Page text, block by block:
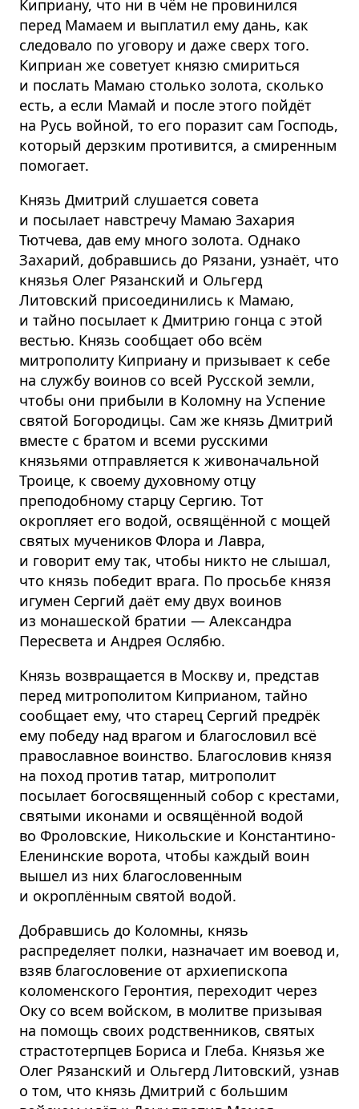
Киприану, что ни в чём не провинился
перед Мамаем и выплатил ему дань, как
следовало по уговору и даже сверх того.
Киприан же советует князю смириться
и послать Мамаю столько золота, сколько
есть, а если Мамай и после этого пойдёт
на Русь войной, то его поразит сам Господь,
который дерзким противится, а смиренным
помогает.
Князь Дмитрий слушается совета
и посылает навстречу Мамаю Захария
Тютчева, дав ему много золота. Однако
Захарий, добравшись до Рязани, узнаёт, что
князья Олег Рязанский и Ольгерд
Литовский присоединились к Мамаю,
и тайно посылает к Дмитрию гонца с этой
вестью. Князь сообщает обо всём
митрополиту Киприану и призывает к себе
на службу воинов со всей Русской земли,
чтобы они прибыли в Коломну на Успение
святой Богородицы. Сам же князь Дмитрий
вместе с братом и всеми русскими
князьями отправляется к живоначальной
Троице, к своему духовному отцу
преподобному старцу Сергию. Тот
окропляет его водой, освящённой с мощей
святых мучеников Флора и Лавра,
и говорит ему так, чтобы никто не слышал,
что князь победит врага. По просьбе князя
игумен Сергий даёт ему двух воинов
из монашеской братии — Александра
Пересвета и Андрея Ослябю.
Князь возвращается в Москву и, представ
перед митрополитом Киприаном, тайно
сообщает ему, что старец Сергий предрёк
ему победу над врагом и благословил всё
православное воинство. Благословив князя
на поход против татар, митрополит
посылает богосвященный собор с крестами,
святыми иконами и освящённой водой
во Фроловские, Никольские и Константино-
Еленинские ворота, чтобы каждый воин
вышел из них благословенным
и окроплённым святой водой.
Добравшись до Коломны, князь
распределяет полки, назначает им воевод и,
взяв благословение от архиепископа
коломенского Геронтия, переходит через
Оку со всем войском, в молитве призывая
на помощь своих родственников, святых
страстотерпцев Бориса и Глеба. Князья же
Олег Рязанский и Ольгерд Литовский, узнав
о том, что князь Дмитрий с большим